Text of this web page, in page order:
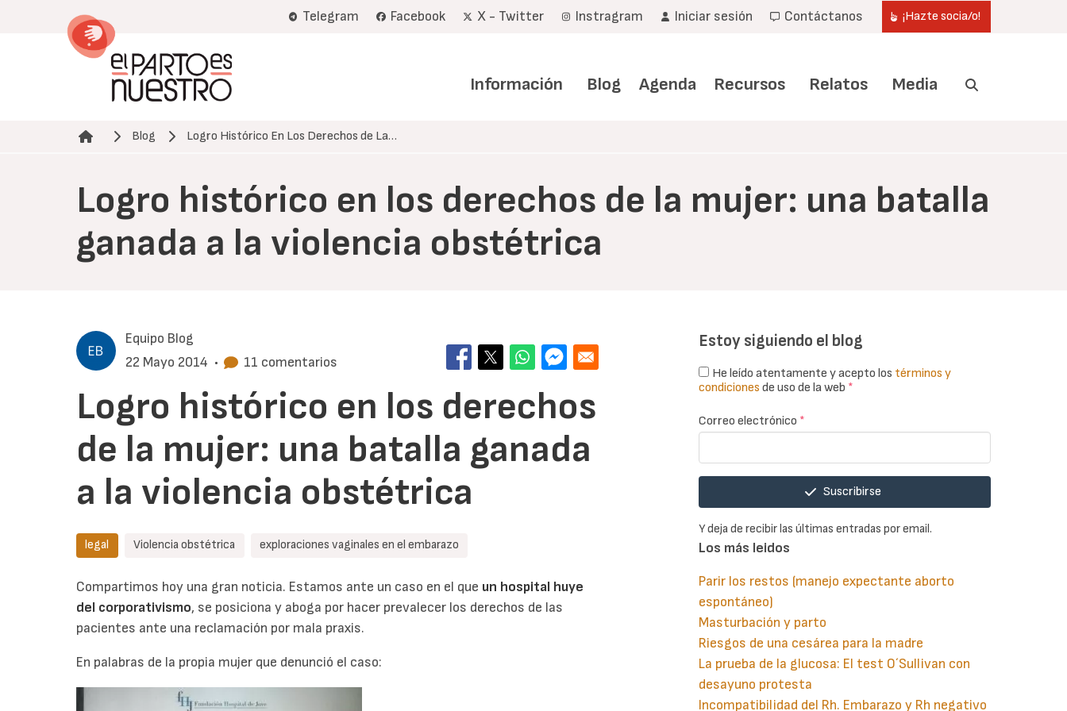
Telegram Facebook X - Twitter Instragram Iniciar sesión Contáctanos ¡Hazte socia/o!
Información Blog Agenda Recursos Relatos Media
Ruta de navegación
Blog Logro Histórico En Los Derechos de La…
Logro histórico en los derechos de la mujer: una batalla
ganada a la violencia obstétrica
Equipo Blog
22 Mayo 2014 • 11 comentarios
Logro histórico en los derechos
de la mujer: una batalla ganada
a la violencia obstétrica
legal Violencia obstétrica exploraciones vaginales en el embarazo
Compartimos hoy una gran noticia. Estamos ante un caso en el que un hospital huye
del corporativismo, se posiciona y aboga por hacer prevalecer los derechos de las
pacientes ante una reclamación por mala praxis.
En palabras de la propia mujer que denunció el caso:
Estoy siguiendo el blog
He leído atentamente y acepto los términos y
condiciones de uso de la web *
Correo electrónico *
Suscribirse
Y deja de recibir las últimas entradas por email.
Los más leidos
Parir los restos (manejo expectante aborto
espontáneo)
Masturbación y parto
Riesgos de una cesárea para la madre
La prueba de la glucosa: El test O´Sullivan con
desayuno protesta
Incompatibilidad del Rh. Embarazo y Rh negativo